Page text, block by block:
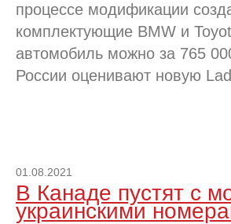
процессе модификации
комплектующие BMW и
автомобиль можно за 765
России оценивают новую
01.08.2021
В Канаде пустят с
украинскими